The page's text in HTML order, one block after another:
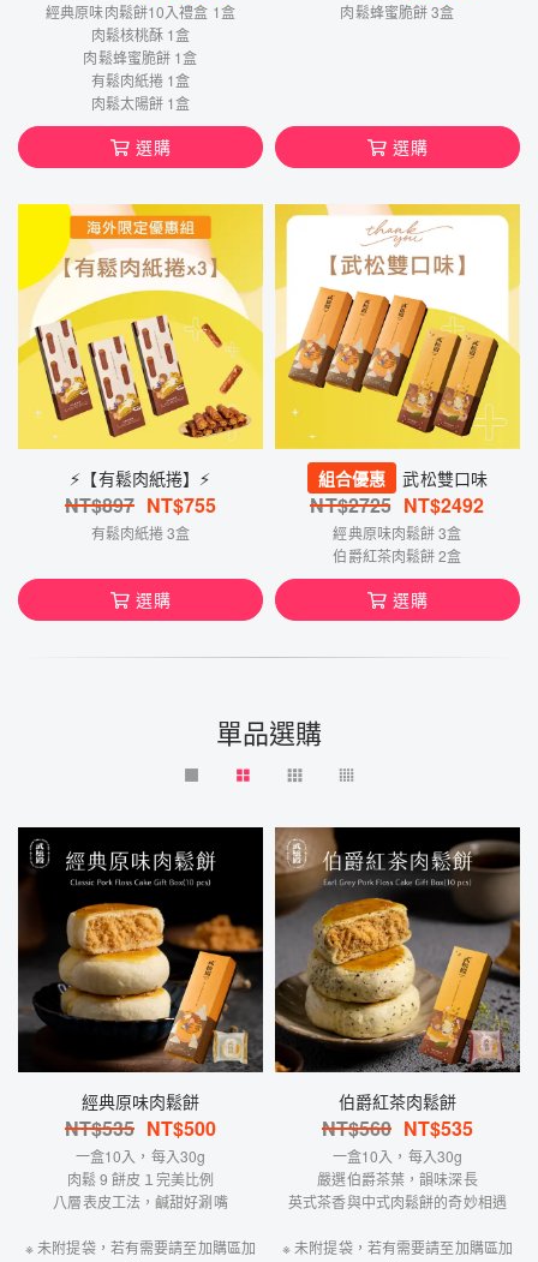
經典原味肉鬆餅10入禮盒 1盒
肉鬆核桃酥 1盒
肉鬆蜂蜜脆餅 1盒
有鬆肉紙捲 1盒
肉鬆太陽餅 1盒
選購
肉鬆蜂蜜脆餅 3盒
選購
⚡️【有鬆肉紙捲】⚡️
NT$897 NT$755
有鬆肉紙捲 3盒
選購
組合優惠 武松雙口味
NT$2725 NT$2492
經典原味肉鬆餅 3盒
伯爵紅茶肉鬆餅 2盒
選購
單品選購
經典原味肉鬆餅
NT$535 NT$500
一盒10入，每入30g
肉鬆 9 餅皮１完美比例
八層表皮工法，鹹甜好涮嘴
※ 未附提袋，若有需要請至加購區加
伯爵紅茶肉鬆餅
NT$560 NT$535
一盒10入，每入30g
嚴選伯爵茶葉，韻味深長
英式茶香與中式肉鬆餅的奇妙相遇
※ 未附提袋，若有需要請至加購區加